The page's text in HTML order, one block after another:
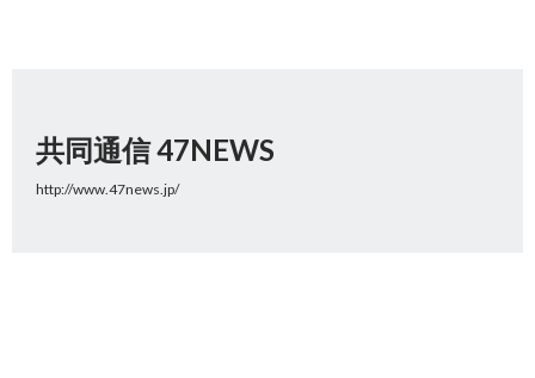
共同通信 47NEWS
http://www.47news.jp/